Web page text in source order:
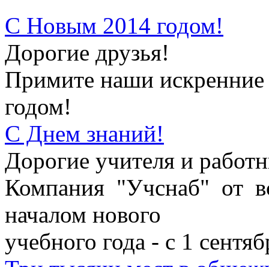
С Новым 2014 годом!
Дорогие друзья!
Примите наши
годом!
С Днем знаний!
Дорогие учителя и
Компания "Учснаб" от
началом нового
учебного года - с 1